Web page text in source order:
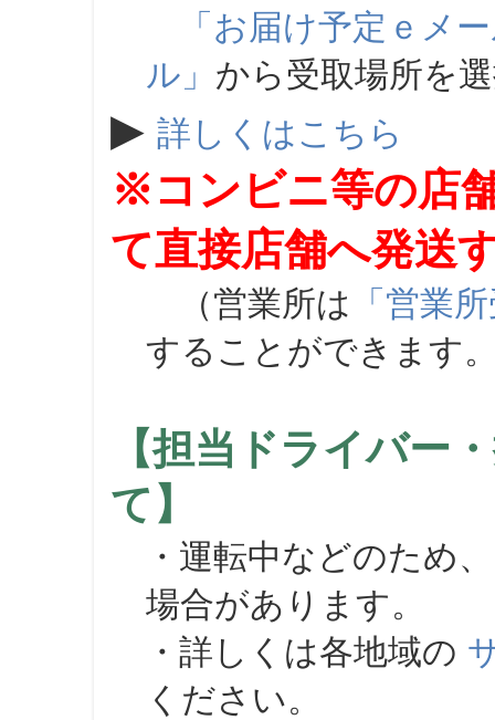
「お届け予定ｅメ
ル」 から受取場所を
▶ 詳しくはこちら
※コンビニ等の店
て直接店舗へ発送
（営業所は 「営業
することができます
【担当ドライバー
て】
・運転中などのため
場合があります。
・詳しくは各地域の
ください。